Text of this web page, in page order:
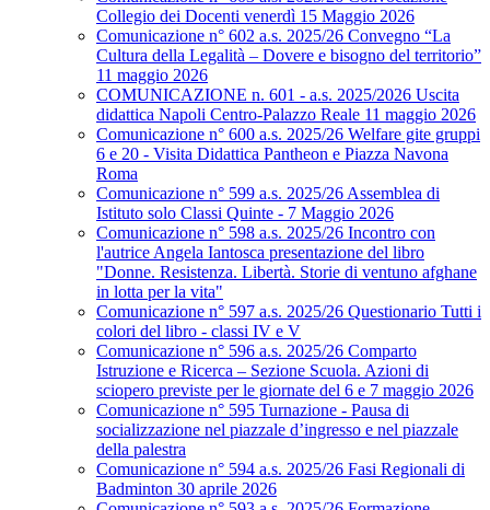
Collegio dei Docenti venerdì 15 Maggio 2026
Comunicazione n° 602 a.s. 2025/26 Convegno “La
Cultura della Legalità – Dovere e bisogno del territorio”
11 maggio 2026
COMUNICAZIONE n. 601 - a.s. 2025/2026 Uscita
didattica Napoli Centro-Palazzo Reale 11 maggio 2026
Comunicazione n° 600 a.s. 2025/26 Welfare gite gruppi
6 e 20 - Visita Didattica Pantheon e Piazza Navona
Roma
Comunicazione n° 599 a.s. 2025/26 Assemblea di
Istituto solo Classi Quinte - 7 Maggio 2026
Comunicazione n° 598 a.s. 2025/26 Incontro con
l'autrice Angela Iantosca presentazione del libro
"Donne. Resistenza. Libertà. Storie di ventuno afghane
in lotta per la vita"
Comunicazione n° 597 a.s. 2025/26 Questionario Tutti i
colori del libro - classi IV e V
Comunicazione n° 596 a.s. 2025/26 Comparto
Istruzione e Ricerca – Sezione Scuola. Azioni di
sciopero previste per le giornate del 6 e 7 maggio 2026
Comunicazione n° 595 Turnazione - Pausa di
socializzazione nel piazzale d’ingresso e nel piazzale
della palestra
Comunicazione n° 594 a.s. 2025/26 Fasi Regionali di
Badminton 30 aprile 2026